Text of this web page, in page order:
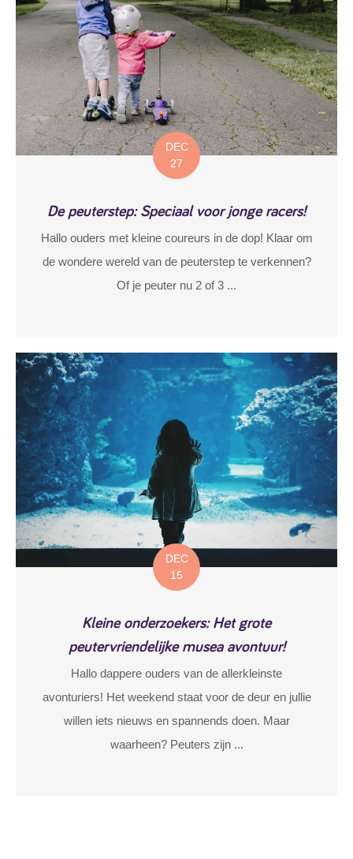
DEC
27
De peuterstep: Speciaal voor jonge racers!
Hallo ouders met kleine coureurs in de dop! Klaar om
de wondere wereld van de peuterstep te verkennen?
Of je peuter nu 2 of 3 ...
DEC
15
Kleine onderzoekers: Het grote
peutervriendelijke musea avontuur!
Hallo dappere ouders van de allerkleinste
avonturiers! Het weekend staat voor de deur en jullie
willen iets nieuws en spannends doen. Maar
waarheen? Peuters zijn ...